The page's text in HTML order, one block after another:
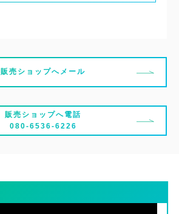
販売ショップへメール
販売ショップへ電話
080-6536-6226